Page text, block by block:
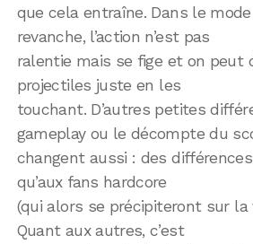
que cela entraîne. Dans le
revanche, l’action n’est pas
ralentie mais se fige et on peut
projectiles juste en les
touchant. D’autres petites
gameplay ou le décompte du
changent aussi : des
qu’aux fans hardcore
(qui alors se précipiteront sur la
Quant aux autres, c’est